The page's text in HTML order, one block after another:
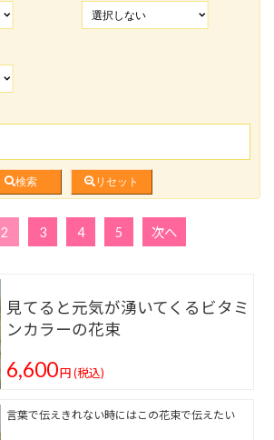
検索 リセット
2 3 4 5 次へ
見てると元気が湧いてくるビタミ
ンカラーの花束
6,600円(税込)
言葉で伝えきれない時にはこの花束で伝えたい